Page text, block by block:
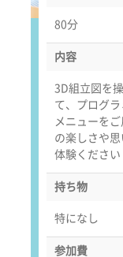
80分
内容
3D組立図を
て、プログ
メニューを
の楽しさや
体験ください
持ち物
特になし
参加費